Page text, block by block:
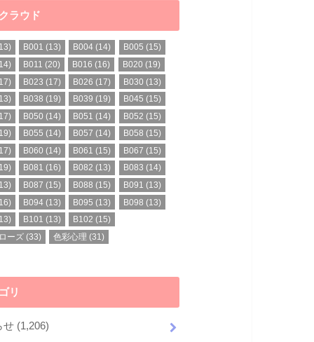
ラウド
B001 (13) B004 (14) B005 (15)
B011 (20) B016 (16) B020 (19)
B023 (17) B026 (17) B030 (13)
B038 (19) B039 (19) B045 (15)
B050 (14) B051 (14) B052 (15)
B055 (14) B057 (14) B058 (15)
B060 (14) B061 (15) B067 (15)
B081 (16) B082 (13) B083 (14)
B087 (15) B088 (15) B091 (13)
B094 (13) B095 (13) B098 (13)
B101 (13) B102 (15)
ーズ (33) 色彩心理 (31)
リ
せ (1,206)